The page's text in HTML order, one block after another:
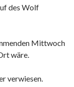
des Wolf
Mittwoch
wäre.
verwiesen.